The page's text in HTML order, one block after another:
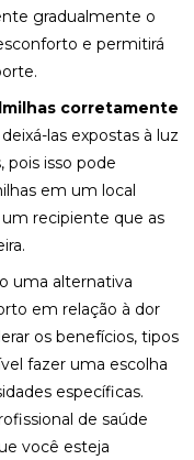
gradualmente o
e permitirá
corretamente
las expostas à luz
pois isso pode
em um local
recipiente que as
uma alternativa
em relação à dor
os benefícios, tipos
fazer uma escolha
específicas.
de saúde
você esteja
A SAÚDE
SAÚDE
EFICAZ